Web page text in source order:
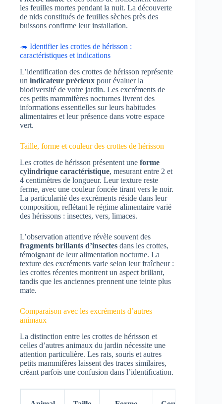
les feuilles mortes pendant la nuit. La découverte
de nids constitués de feuilles sèches près des
buissons confirme leur installation.
🦔 Identifier les crottes de hérisson :
caractéristiques et indications
L’identification des crottes de hérisson représente
un indicateur précieux pour évaluer la
biodiversité de votre jardin. Les excréments de
ces petits mammifères nocturnes livrent des
informations essentielles sur leurs habitudes
alimentaires et leur présence dans votre espace
vert.
Taille, forme et couleur des crottes de hérisson
Les crottes de hérisson présentent une forme
cylindrique caractéristique, mesurant entre 2 et
4 centimètres de longueur. Leur texture reste
ferme, avec une couleur foncée tirant vers le noir.
La particularité des excréments réside dans leur
composition, reflétant le régime alimentaire varié
des hérissons : insectes, vers, limaces.
L’observation attentive révèle souvent des
fragments brillants d’insectes dans les crottes,
témoignant de leur alimentation nocturne. La
texture des excréments varie selon leur fraîcheur :
les crottes récentes montrent un aspect brillant,
tandis que les anciennes prennent une teinte plus
mate.
Comparaison avec les excréments d’autres
animaux
La distinction entre les crottes de hérisson et
celles d’autres animaux du jardin nécessite une
attention particulière. Les rats, souris et autres
petits mammifères laissent des traces similaires,
créant parfois une confusion dans l’identification.